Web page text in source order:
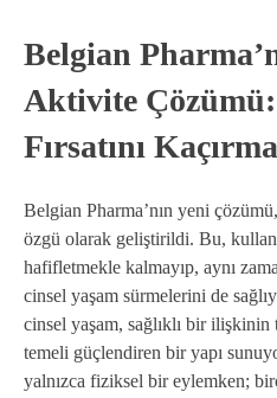
Belgian
Aktivite
Fırsatını
Belgian Pharma’nın yeni
özgü olarak geliştirildi. Bu,
hafifletmekle kalmayıp, aynı
cinsel yaşam sürmelerini de
cinsel yaşam, sağlıklı bir
temeli güçlendiren bir yapı
yalnızca fiziksel bir eylemken;